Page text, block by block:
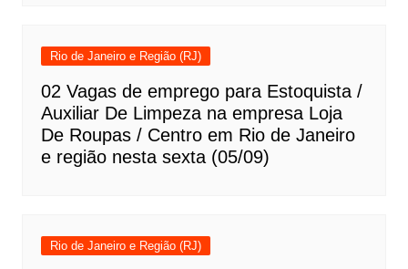
Rio de Janeiro e Região (RJ)
02 Vagas de emprego para Estoquista /
Auxiliar De Limpeza na empresa Loja
De Roupas / Centro em Rio de Janeiro
e região nesta sexta (05/09)
Rio de Janeiro e Região (RJ)